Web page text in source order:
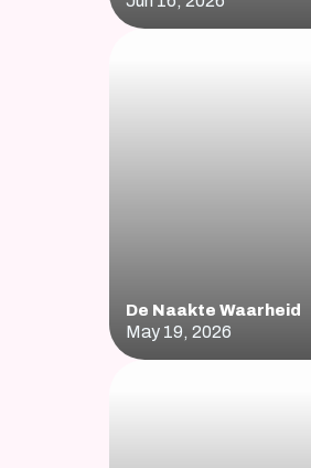
De Naakte Waarheid
May 19, 2026